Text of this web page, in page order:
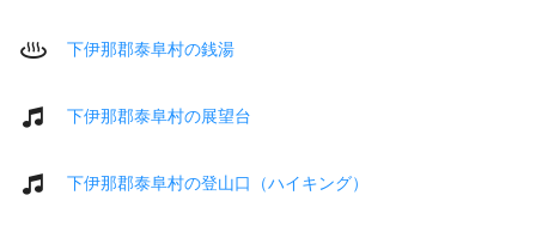
下伊那郡泰阜村の銭湯
下伊那郡泰阜村の展望台
下伊那郡泰阜村の登山口（ハイキング）